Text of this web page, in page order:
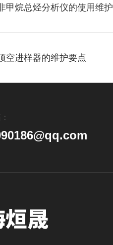
甲烷总烃分析仪的使用维护
空进样器的维护要点